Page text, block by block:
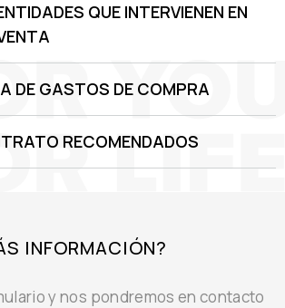
QUE INTERVIENEN EN
DE GASTOS DE COMPRA
RECOMENDADOS
INFORMACIÓN?
y nos pondremos en contacto